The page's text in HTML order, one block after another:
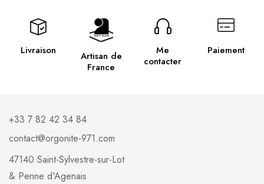
Livraison
Artisan de
France
Me
contacter
Paiement
+33 7 82 42 34 84
contact@orgonite-971.com
47140 Saint-Sylvestre-sur-Lot
& Penne d'Agenais